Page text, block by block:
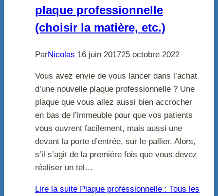
plaque professionnelle
(choisir la matière, etc.)
ParNicolas 16 juin 201725 octobre 2022
Vous avez envie de vous lancer dans l’achat
d’une nouvelle plaque professionnelle ? Une
plaque que vous allez aussi bien accrocher
en bas de l’immeuble pour que vos patients
vous ouvrent facilement, mais aussi une
devant la porte d’entrée, sur le pallier. Alors,
s’il s’agit de la première fois que vous devez
réaliser un tel…
Lire la suite Plaque professionnelle : Tous les